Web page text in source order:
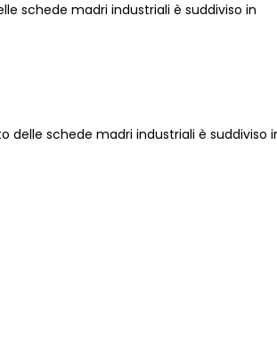
schede madri industriali è suddiviso in
delle schede madri industriali è suddiviso